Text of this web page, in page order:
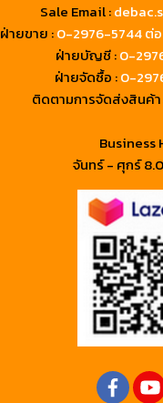
Sale Email :
ฝ่ายขาย :0-2976-5744ต่อ
ฝ่ายบัญชี :0-
ฝ่ายจัดซื้อ :0-
ติดตามการจัดส่งสินค้า
Business
จันทร์ - ศุกร์